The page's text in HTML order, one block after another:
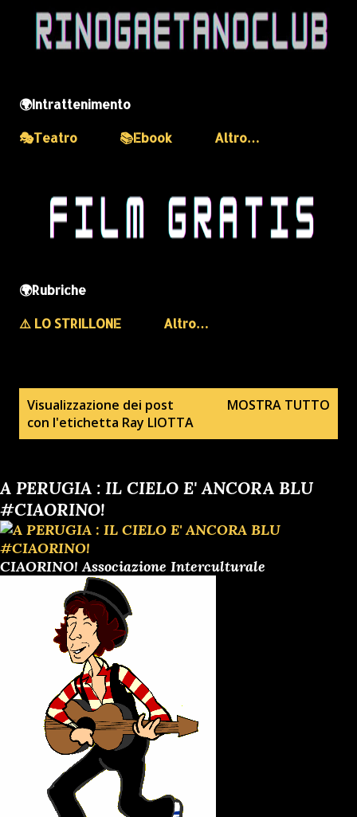
🌍Intrattenimento
🎭Teatro
📚Ebook Altro…
🌍Rubriche
⚠️ LO STRILLONE
Altro…
t
Visualizzazione dei post
con l'etichetta Ray LIOTTA
MOSTRA TUTTO
A PERUGIA : IL CIELO E' ANCORA BLU
#CIAORINO!
CIAORINO! Associazione Interculturale